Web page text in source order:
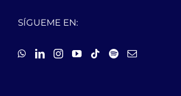
SÍGUEME EN: